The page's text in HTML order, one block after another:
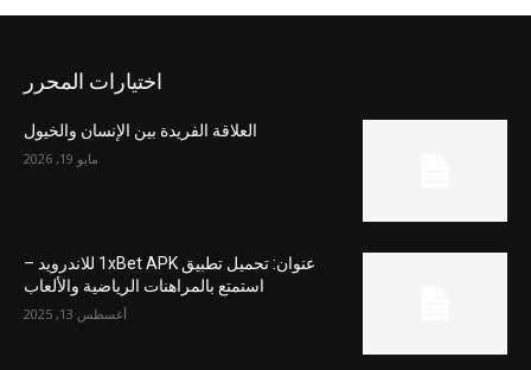
اختيارات المحرر
العلاقة الفريدة بين الإنسان والخيول
مايو 19, 2026
عنوان: تحميل تطبيق 1xBet APK للاندرويد –
استمتع بالمراهنات الرياضية والألعاب
أغسطس 13, 2025